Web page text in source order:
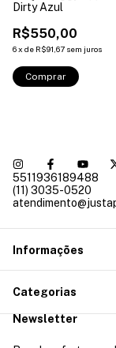
Dirty Azul
R$550,00
6x de R$91,67 sem juros
Comprar
5511936189488
(11) 3035-0520
Informações
Categorias
Newsletter